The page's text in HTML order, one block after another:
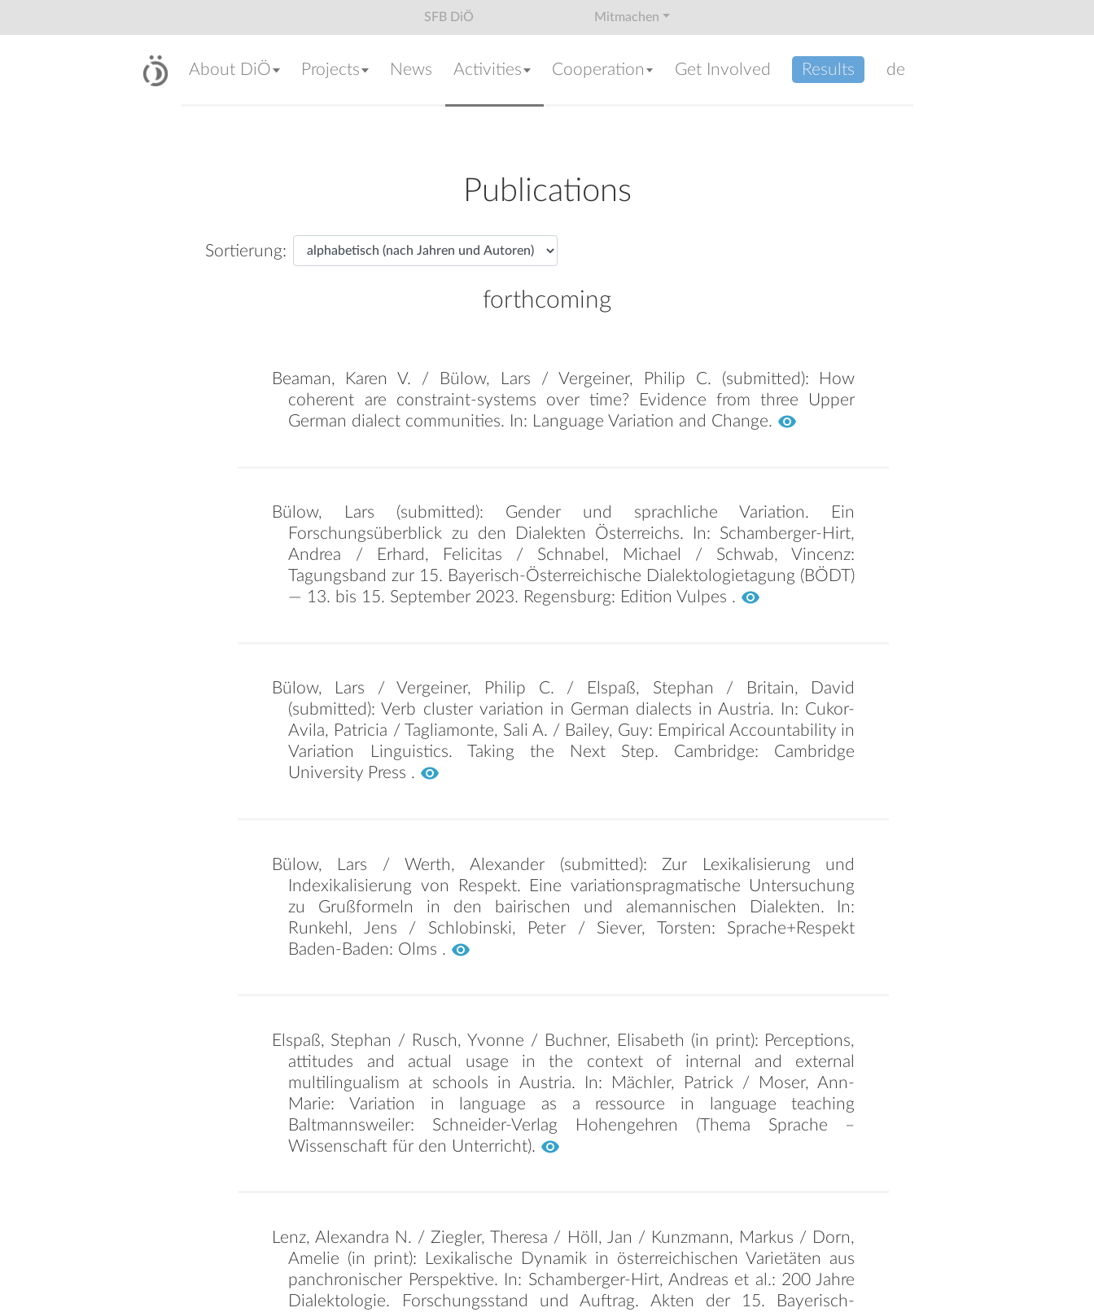
SFB DiÖ Mitmachen
About DiÖ Projects News Activities Cooperation Get Involved Results de
Publications
Sortierung:
forthcoming
Elspaß, Stephan / Rusch, Yvonne / Buchner, Elisabeth (in print): Perceptions,
attitudes and actual usage in the context of internal and external
multilingualism at schools in Austria. In: Mächler, Patrick / Moser, Ann-
Marie: Variation in language as a ressource in language teaching
Baltmannsweiler: Schneider-Verlag Hohengehren (Thema Sprache –
Wissenschaft für den Unterricht).
Bülow, Lars / Vergeiner, Philip C. / Elspaß, Stephan / Britain, David
(submitted): Verb cluster variation in German dialects in Austria. In: Cukor-
Avila, Patricia / Tagliamonte, Sali A. / Bailey, Guy: Empirical Accountability in
Variation Linguistics. Taking the Next Step. Cambridge: Cambridge
University Press .
Bülow, Lars / Werth, Alexander (submitted): Zur Lexikalisierung und
Indexikalisierung von Respekt. Eine variationspragmatische Untersuchung
zu Grußformeln in den bairischen und alemannischen Dialekten. In:
Runkehl, Jens / Schlobinski, Peter / Siever, Torsten: Sprache+Respekt
Baden-Baden: Olms .
Beaman, Karen V. / Bülow, Lars / Vergeiner, Philip C. (submitted): How
coherent are constraint-systems over time? Evidence from three Upper
German dialect communities. In: Language Variation and Change.
Bülow, Lars (submitted): Gender und sprachliche Variation. Ein
Forschungsüberblick zu den Dialekten Österreichs. In: Schamberger-Hirt,
Andrea / Erhard, Felicitas / Schnabel, Michael / Schwab, Vincenz:
Tagungsband zur 15. Bayerisch-Österreichische Dialektologietagung (BÖDT)
— 13. bis 15. September 2023. Regensburg: Edition Vulpes .
Lenz, Alexandra N. / Ziegler, Theresa / Höll, Jan / Kunzmann, Markus / Dorn,
Amelie (in print): Lexikalische Dynamik in österreichischen Varietäten aus
panchronischer Perspektive. In: Schamberger-Hirt, Andreas et al.: 200 Jahre
Dialektologie. Forschungsstand und Auftrag. Akten der 15. Bayerisch-